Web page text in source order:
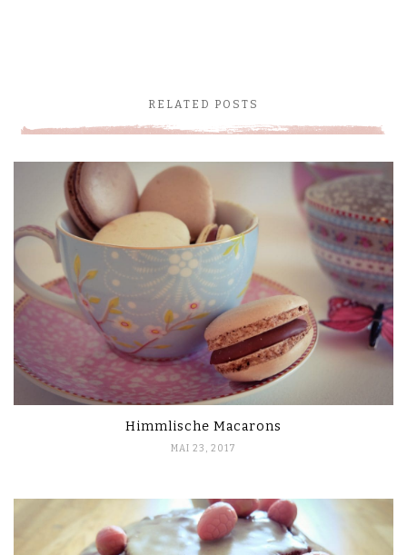
RELATED POSTS
Himmlische Macarons
MAI 23, 2017